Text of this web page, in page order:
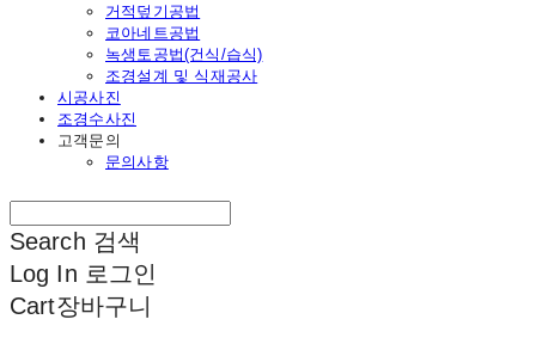
거적덮기공법
코아네트공법
녹생토공법(건식/습식)
조경설계 및 식재공사
시공사진
조경수사진
고객문의
문의사항
Search 검색
Log In 로그인
Cart장바구니